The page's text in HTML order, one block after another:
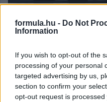
formula.hu - Do Not
Information
If you wish to opt-out of the
processing of your personal
targeted advertising by us,
section to confirm your
opt-out request is
Balogh Boglárka